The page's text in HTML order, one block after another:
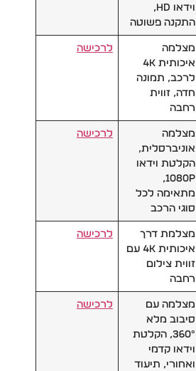
וידאו HD,
התקנה פשוטה
מצלמה
איכותית 4K
לרכב, תמונה
חדה, זווית
רחבה
לרכישה
מצלמה
אוניברסלית,
הקלטת וידאו
1080P,
מתאימה לכל
סוגי הרכב
לרכישה
מצלמת דרך
איכותית 4K עם
זווית צילום
רחבה
לרכישה
מצלמה עם
סיבוב מלא
360°, הקלטת
וידאו קדמי
ואחורי, תיעוד
לרכישה